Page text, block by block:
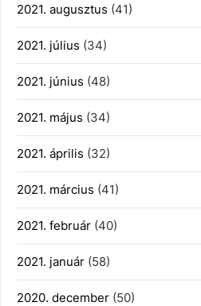
2021. augusztus (41)
2021. július (34)
2021. június (48)
2021. május (34)
2021. április (32)
2021. március (41)
2021. február (40)
2021. január (58)
2020. december (50)